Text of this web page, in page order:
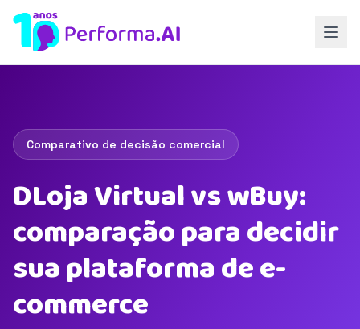
Comparativo de decisão comercial
DLoja Virtual vs wBuy:
comparação para decidir
sua plataforma de e-
commerce